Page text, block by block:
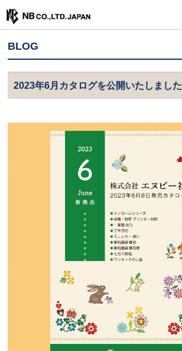
BLOG
2023年6月カタログを公開いたしました